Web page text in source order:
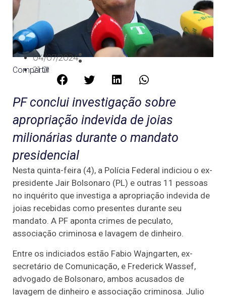
04/07/2024
21:08
Compartilhe:
PF conclui investigação sobre
apropriação indevida de joias
milionárias durante o mandato
presidencial
Nesta quinta-feira (4), a Polícia Federal indiciou o ex-
presidente Jair Bolsonaro (PL) e outras 11 pessoas
no inquérito que investiga a apropriação indevida de
joias recebidas como presentes durante seu
mandato. A PF aponta crimes de peculato,
associação criminosa e lavagem de dinheiro.
Entre os indiciados estão Fabio Wajngarten, ex-
secretário de Comunicação, e Frederick Wassef,
advogado de Bolsonaro, ambos acusados de
lavagem de dinheiro e associação criminosa. Julio